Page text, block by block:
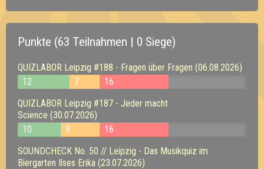
Punkte (63 Teilnahmen | 0 Siege)
QUIZLABOR Leipzig #188 - Fragen über Fragen (06.08.2026)
12
7
16
QUIZLABOR Leipzig #187 - Jeder macht
Science (30.07.2026)
10
9
16
SOUNDCHECK No. 50 // Leipzig - Das Musikquiz im
Biergarten Ilses Erika (23.07.2026)